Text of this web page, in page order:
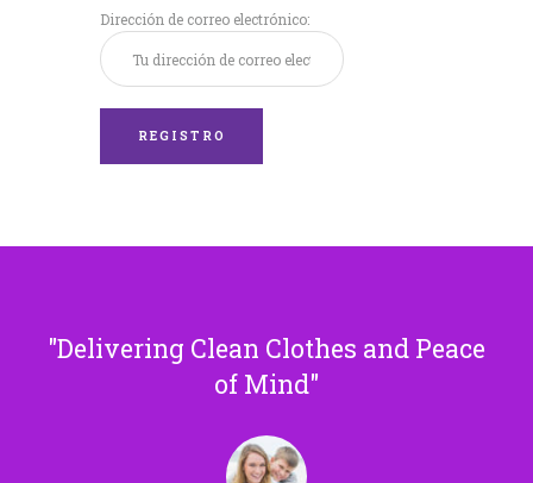
Dirección de correo electrónico:
Delivering Clean Clothes and Peace
of Mind